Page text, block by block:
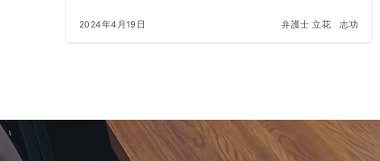
2024年4月19日 弁護士 立花 志功